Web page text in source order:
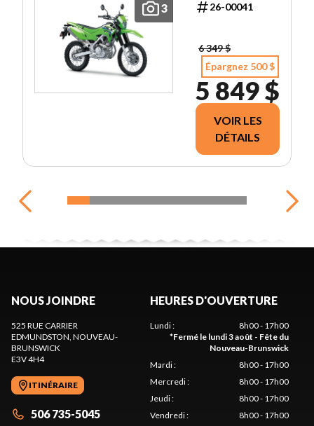
3
26-00041
6 349 $
Épargnez 500 $
5 849 $
VOIR LES
DÉTAILS
NOUS JOINDRE
525 RUE CARRIER
EDMUNDSTON , NOUVEAU-
BRUNSWICK
E3V 4H4
ITINÉRAIRE
506 735-5045
HEURES D'OUVERTURE
Lundi:
8h00 - 17h00
*Fermé le lundi 3 août - Fête du
Nouveau-Brunswick
Mardi:
8h00 - 17h00
Mercredi:
8h00 - 17h00
Jeudi:
8h00 - 17h00
Vendredi: 8h00 - 17h00